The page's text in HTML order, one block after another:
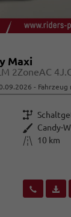
Maxi
2ZoneAC
Fahrzeug
Getriebe
Außenfarbe Candy-
Kilometerstand
10 km
Wir rufen